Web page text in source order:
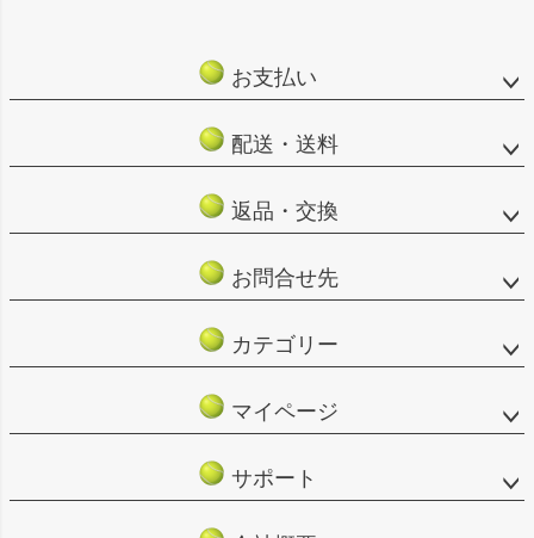
お支払い
配送・送料
返品・交換
お問合せ先
カテゴリー
マイページ
サポート